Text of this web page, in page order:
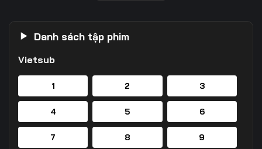
Danh sách tập phim
Vietsub
1 2 3
4 5 6
7 8 9